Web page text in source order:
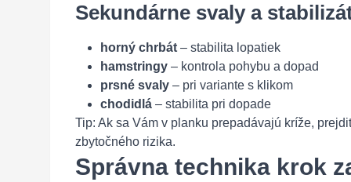
Sekundárne svaly a
horný chrbát – stabilita lopatiek
hamstringy – kontrola pohybu a dopad
prsné svaly – pri variante s klikom
chodidlá – stabilita pri dopade
Tip: Ak sa Vám v planku prepadávajú kríže,
zbytočného rizika.
Správna technika krok